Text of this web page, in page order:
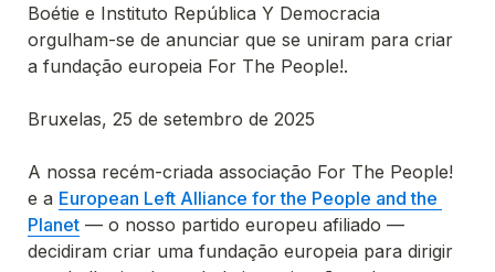
Boétie e Instituto República Y Democracia
orgulham-se de anunciar que se uniram para criar
a fundação europeia For The People!.
A nossa recém-criada associação For The People!
e a European Left Alliance for the People and the
Planet — o nosso partido europeu afiliado —
decidiram criar uma fundação europeia para dirigir